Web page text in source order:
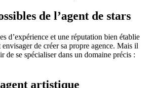
de l’agent de stars
d’expérience et une réputation bien établie
de créer sa propre agence. Mais il
de se spécialiser dans un domaine précis :
artistique